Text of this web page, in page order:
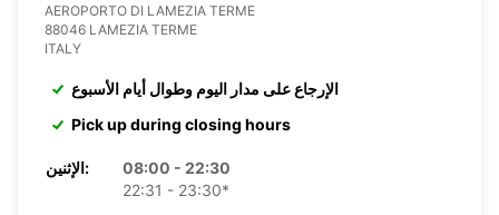
AEROPORTO DI LAMEZIA TERME
88046 LAMEZIA TERME
ITALY
الإرجاع على مدار اليوم وطوال أيام الأسبوع
Pick up during closing hours
الإثنين:
08:00 - 22:30
22:31 - 23:30*